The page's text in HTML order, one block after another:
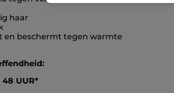
haar
en beschermt tegen warmte
48 UUR*